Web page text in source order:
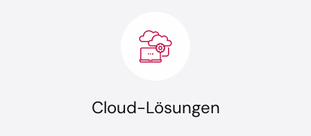
Cloud-Lösungen